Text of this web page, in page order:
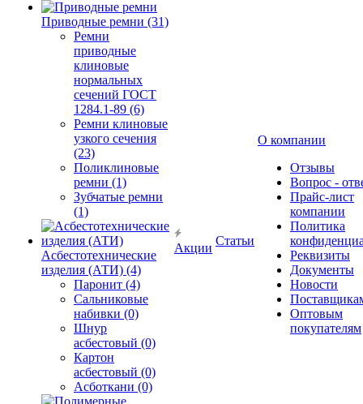
Приводные ремни (31)
Ремни
приводные
клиновые
нормальных
сечений ГОСТ
1284.1-89 (6)
Ремни клиновые
узкого сечения
(23)
Поликлиновые
ремни (1)
Зубчатые ремни
(1)
Асбестотехнические
изделия (АТИ) (4)
Паронит (4)
Сальниковые
набивки (0)
Шнур
асбестовый (0)
Картон
асбестовый (0)
Асботкани (0)
Акции
Статьи
О компании
Отзывы
Вопрос -
Прайс-лист
компании
Политика
Реквизиты
Документы
Новости
Оптовым
покупателям